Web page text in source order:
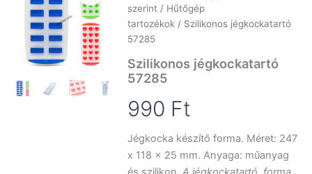
szerint / Hűtőgép
tartozékok / Szilikonos jégkockatartó
57285
Szilikonos jégkockatartó
57285
990 Ft
Jégkocka készítő forma. Méret: 247
x 118 x 25 mm. Anyaga: műanyag